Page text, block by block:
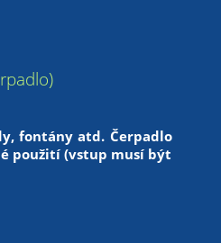
fontány atd. Čerpadlo
použití (vstup musí být